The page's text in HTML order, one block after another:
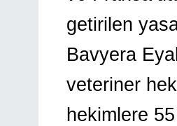
getirilen
Bavyera
veteriner
hekimlere